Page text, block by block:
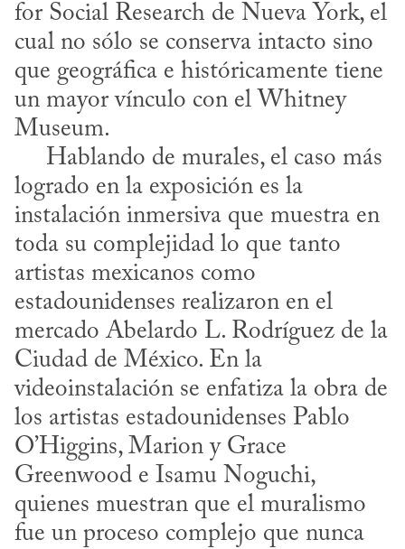
for Social Research de Nueva York, el
cual no sólo se conserva intacto sino
que geográfica e históricamente tiene
un mayor vínculo con el Whitney
Museum.
logrado en la exposición es la
instalación inmersiva que muestra en
toda su complejidad lo que tanto
artistas mexicanos como
estadounidenses realizaron en el
mercado Abelardo L. Rodríguez de la
Ciudad de México. En la
videoinstalación se enfatiza la obra de
los artistas estadounidenses Pablo
O’Higgins, Marion y Grace
Greenwood e Isamu Noguchi,
quienes muestran que el muralismo
fue un proceso complejo que nunca